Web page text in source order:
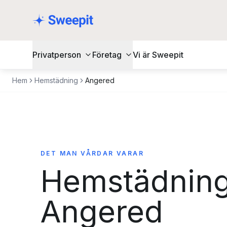
Privatperson Företag Vi är Sweepit
Hem Hemstädning Angered
DET MAN VÅRDAR VARAR
Angered